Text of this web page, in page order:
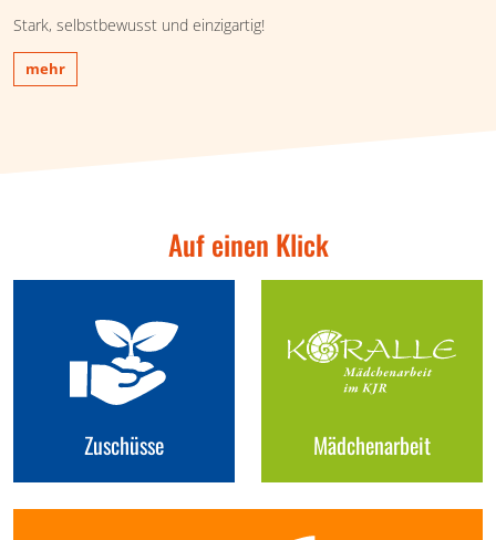
Stark, selbstbewusst und einzigartig!
mehr
Auf einen Klick
Zuschüsse Mädchenarbeit